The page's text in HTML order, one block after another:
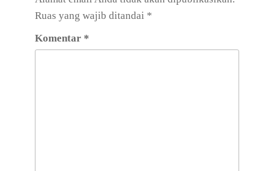
Ruas yang wajib ditandai *
Komentar *